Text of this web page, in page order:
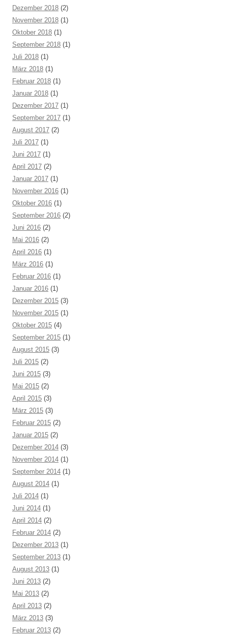
Dezember 2018 (2)
November 2018 (1)
Oktober 2018 (1)
September 2018 (1)
Juli 2018 (1)
März 2018 (1)
Februar 2018 (1)
Januar 2018 (1)
Dezember 2017 (1)
September 2017 (1)
August 2017 (2)
Juli 2017 (1)
Juni 2017 (1)
April 2017 (2)
Januar 2017 (1)
November 2016 (1)
Oktober 2016 (1)
September 2016 (2)
Juni 2016 (2)
Mai 2016 (2)
April 2016 (1)
März 2016 (1)
Februar 2016 (1)
Januar 2016 (1)
Dezember 2015 (3)
November 2015 (1)
Oktober 2015 (4)
September 2015 (1)
August 2015 (3)
Juli 2015 (2)
Juni 2015 (3)
Mai 2015 (2)
April 2015 (3)
März 2015 (3)
Februar 2015 (2)
Januar 2015 (2)
Dezember 2014 (3)
November 2014 (1)
September 2014 (1)
August 2014 (1)
Juli 2014 (1)
Juni 2014 (1)
April 2014 (2)
Februar 2014 (2)
Dezember 2013 (1)
September 2013 (1)
August 2013 (1)
Juni 2013 (2)
Mai 2013 (2)
April 2013 (2)
März 2013 (3)
Februar 2013 (2)